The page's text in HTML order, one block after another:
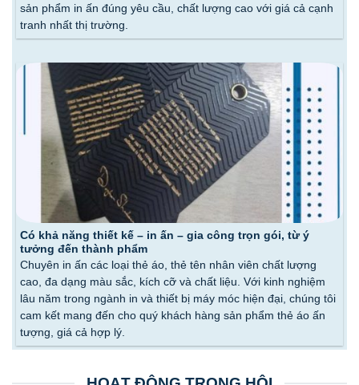
sản phẩm in ấn đúng yêu cầu, chất lượng cao với giá cả cạnh
tranh nhất thị trường.
Có khả năng thiết kế – in ấn – gia công trọn gói, từ ý
tưởng đến thành phẩm
Chuyên in ấn các loại thẻ áo, thẻ tên nhân viên chất lượng
cao, đa dạng màu sắc, kích cỡ và chất liệu. Với kinh nghiệm
lâu năm trong ngành in và thiết bị máy móc hiện đại, chúng tôi
cam kết mang đến cho quý khách hàng sản phẩm thẻ áo ấn
tượng, giá cả hợp lý.